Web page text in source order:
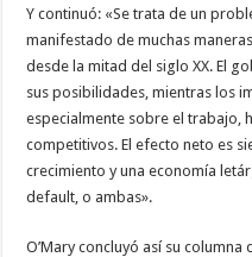
Y continuó: «Se trata de un
manifestado de muchas
desde la mitad del siglo XX. El
sus posibilidades, mientras los
especialmente sobre el trabajo,
competitivos. El efecto neto es
crecimiento y una economía
default, o ambas».
O’Mary concluyó así su